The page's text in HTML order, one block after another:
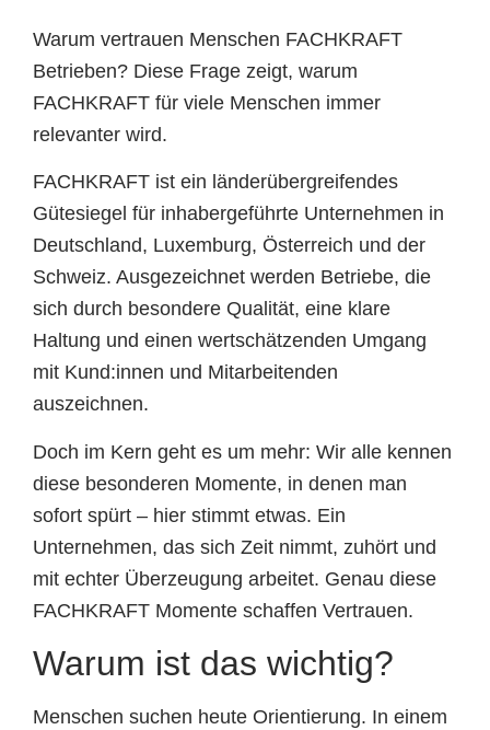
Warum vertrauen Menschen FACHKRAFT
Betrieben? Diese Frage zeigt, warum
FACHKRAFT für viele Menschen immer
relevanter wird.
FACHKRAFT ist ein länderübergreifendes
Gütesiegel für inhabergeführte Unternehmen in
Deutschland, Luxemburg, Österreich und der
Schweiz. Ausgezeichnet werden Betriebe, die
sich durch besondere Qualität, eine klare
Haltung und einen wertschätzenden Umgang
mit Kund:innen und Mitarbeitenden
auszeichnen.
Doch im Kern geht es um mehr: Wir alle kennen
diese besonderen Momente, in denen man
sofort spürt – hier stimmt etwas. Ein
Unternehmen, das sich Zeit nimmt, zuhört und
mit echter Überzeugung arbeitet. Genau diese
FACHKRAFT Momente schaffen Vertrauen.
Warum ist das wichtig?
Menschen suchen heute Orientierung. In einem